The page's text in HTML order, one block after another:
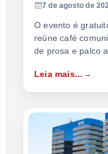
7 de agosto de
O evento é
reúne café
de prosa e palco
Leia mais...